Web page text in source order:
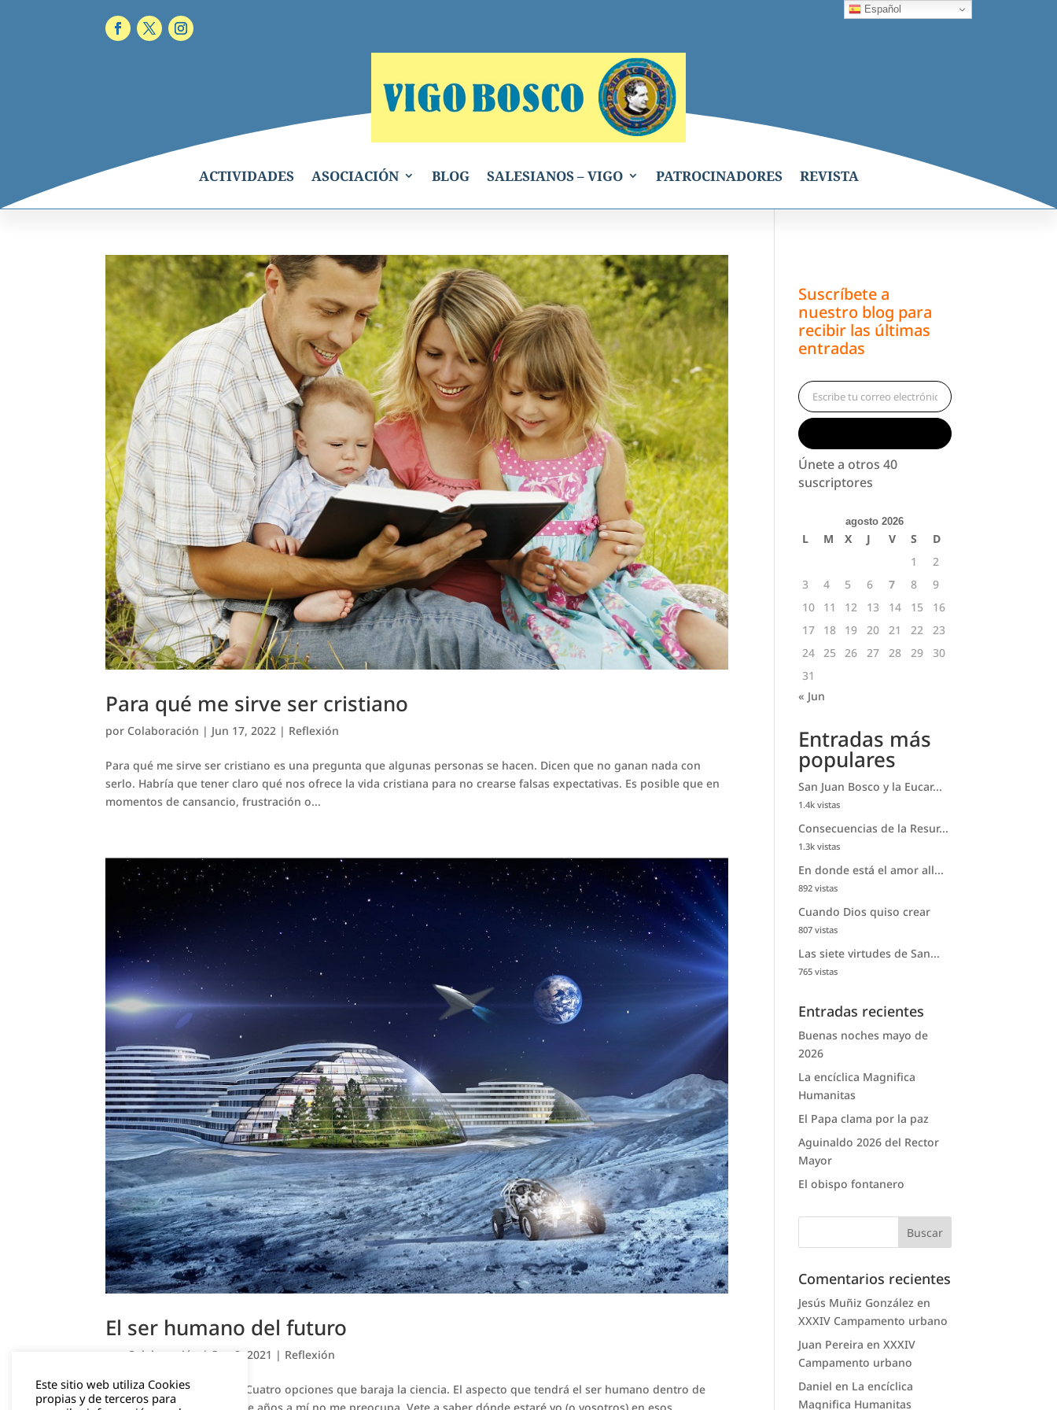
ACTIVIDADES ASOCIACIÓN BLOG SALESIANOS – VIGO PATROCINADORES REVISTA
Para qué me sirve ser cristiano
por Colaboración | Jun 17, 2022 | Reflexión
Para qué me sirve ser cristiano es una pregunta que algunas personas se hacen. Dicen que no ganan nada con
serlo. Habría que tener claro qué nos ofrece la vida cristiana para no crearse falsas expectativas. Es posible que en
momentos de cansancio, frustración o...
El ser humano del futuro
Colaboración | Sep 8, 2021 | Reflexión
El ser humano del futuro: Cuatro opciones que baraja la ciencia. El aspecto que tendrá el ser humano dentro de
Suscríbete a
nuestro blog para
recibir las últimas
entradas
Escribe tu correo electrónico…
Únete a otros 40
suscriptores
agosto 2026
L M X J V S
D
1
2
3
4 5 6 7 8
9
10
11 12 13 14 15
16
17
18 19 20 21 22
23
24 25 26 27 28 29
30
31
« Jun
Entradas más
populares
San Juan Bosco y la Eucar...
1.4k vistas
Consecuencias de la Resur...
1.3k vistas
En donde está el amor all...
892 vistas
Cuando Dios quiso crear
807 vistas
Las siete virtudes de San...
765 vistas
Entradas recientes
Buenas noches mayo de
2026
La encíclica Magnifica
Humanitas
El Papa clama por la paz
Aguinaldo 2026 del Rector
Mayor
El obispo fontanero
Comentarios recientes
Jesús Muñiz González en
XXXIV Campamento urbano
Juan Pereira enXXXIV
Campamento urbano
Daniel en La encíclica
Magnifica Humanitas
Este sitio web utiliza Cookies
propias y de terceros para
Español